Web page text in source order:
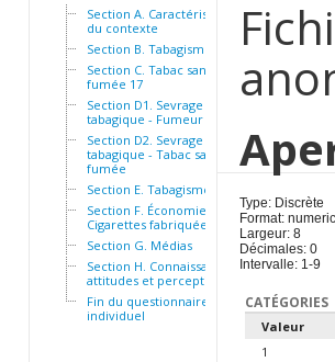
Section A. Caractéristiques
du contexte
Section B. Tabagisme
Section C. Tabac sans
fumée 17
Section D1. Sevrage
tabagique - Fumeur
Section D2. Sevrage
tabagique - Tabac sans
fumée
Section E. Tabagisme passif
Section F. Économie -
Cigarettes fabriquées 32
Section G. Médias
Section H. Connaissances,
attitudes et perceptions 46
Fin du questionnaire
individuel
Type: Discrète
Format: numeric
Largeur: 8
Décimales: 0
Intervalle: 1-9
CATÉGORIES
Valeur
1